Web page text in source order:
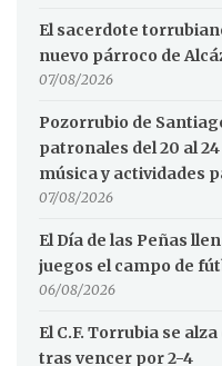
El sacerdote
nuevo párroco de
07/08/2026
Pozorrubio de
patronales del 20 al
música y actividades
07/08/2026
El Día de las Peñas
juegos el campo de
06/08/2026
El C.F. Torrubia se
tras vencer por 2-4